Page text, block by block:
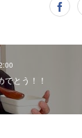
でとう！！